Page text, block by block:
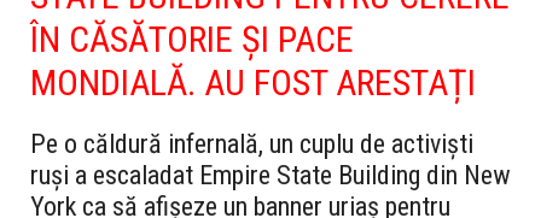
ÎN CĂSĂTORIE ȘI PACE
MONDIALĂ. AU FOST ARESTAȚI
Pe o căldură infernală, un cuplu de activiști
ruși a escaladat Empire State Building din New
York ca să afișeze un banner uriaș pentru